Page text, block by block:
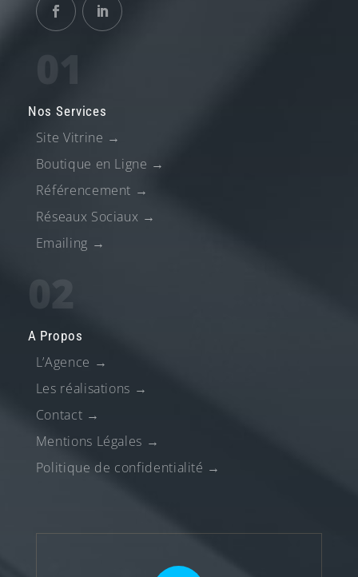
01
Nos Services
Site Vitrine →
Boutique en Ligne →
Référencement →
Réseaux Sociaux →
Emailing →
02
A Propos
L’Agence →
Les réalisations →
Contact →
Mentions Légales →
Politique de confidentialité →